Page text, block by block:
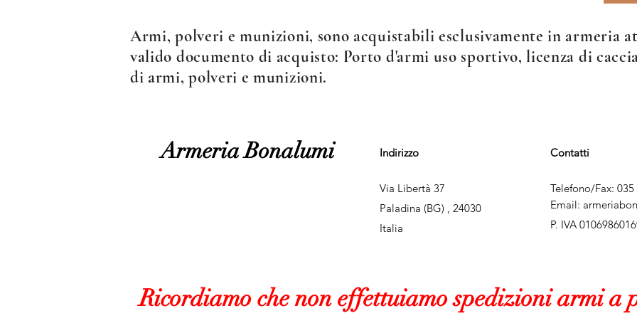
Armi, polveri e munizioni, sono acquistabili esclusivamente in armeria
valido documento di acquisto: Porto d'armi uso sportivo, licenza di
di armi, polveri e munizioni.
Armeria Bonalumi Indirizzo
Via Libertà 37
Paladina (BG) , 24030
Italia
Contatti
Email:
Telefono/Fax: 035
P. IVA
Ricordiamo che noneffettuiamo spedizioni armi a